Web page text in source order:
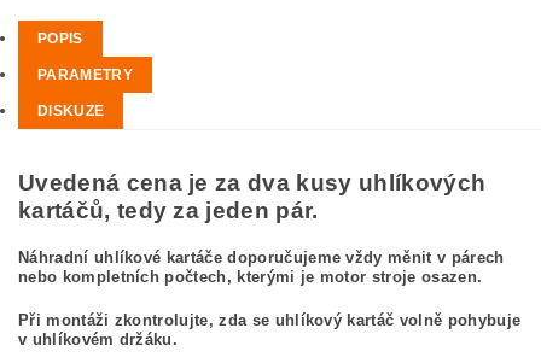
POPIS
PARAMETRY
DISKUZE
Uvedená cena je za dva kusy uhlíkových
kartáčů, tedy za jeden pár.
Náhradní uhlíkové kartáče doporučujeme vždy měnit v párech
nebo kompletních počtech, kterými je motor stroje osazen.
Při montáži zkontrolujte, zda se uhlíkový kartáč volně pohybuje
v uhlíkovém držáku.